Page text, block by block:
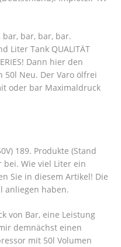
bar, bar, bar, bar.
Liter Tank QUALITÄT
Dann hier den
50l Neu. Der Varo ölfrei
oder bar Maximaldruck
189. Produkte (Stand
bei. Wie viel Liter ein
Sie in diesem Artikel! Die
anliegen haben.
von Bar, eine Leistung
demnächst einen
mit 50l Volumen